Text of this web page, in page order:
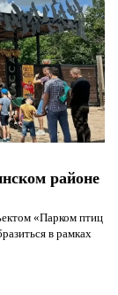
районе
«Парком птиц
в рамках